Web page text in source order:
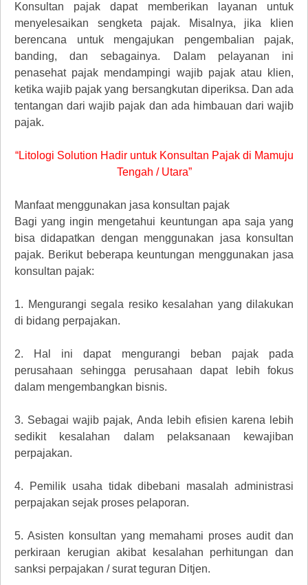
Konsultan pajak dapat memberikan layanan untuk
menyelesaikan sengketa pajak. Misalnya, jika klien
berencana untuk mengajukan pengembalian pajak,
banding, dan sebagainya. Dalam pelayanan ini
penasehat pajak mendampingi wajib pajak atau klien,
ketika wajib pajak yang bersangkutan diperiksa. Dan ada
tentangan dari wajib pajak dan ada himbauan dari wajib
pajak.
“Litologi Solution Hadir untuk Konsultan Pajak di Mamuju
Tengah / Utara”
Manfaat menggunakan jasa konsultan pajak
Bagi yang ingin mengetahui keuntungan apa saja yang
bisa didapatkan dengan menggunakan jasa konsultan
pajak. Berikut beberapa keuntungan menggunakan jasa
konsultan pajak:
1. Mengurangi segala resiko kesalahan yang dilakukan
di bidang perpajakan.
2.
Hal ini dapat mengurangi beban pajak pada
perusahaan sehingga perusahaan dapat lebih fokus
dalam mengembangkan bisnis.
3. Sebagai wajib pajak, Anda lebih efisien karena lebih
sedikit kesalahan dalam pelaksanaan kewajiban
perpajakan.
4.
Pemilik usaha tidak dibebani masalah administrasi
perpajakan sejak proses pelaporan.
5. Asisten konsultan yang memahami proses audit dan
perkiraan kerugian akibat kesalahan perhitungan dan
sanksi perpajakan / surat teguran Ditjen.